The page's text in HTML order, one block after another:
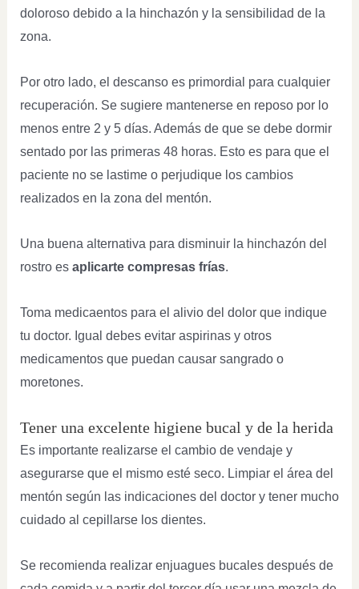
doloroso debido a la hinchazón y la sensibilidad de la
zona.
Por otro lado, el descanso es primordial para cualquier
recuperación. Se sugiere mantenerse en reposo por lo
menos entre 2 y 5 días. Además de que se debe dormir
sentado por las primeras 48 horas. Esto es para que el
paciente no se lastime o perjudique los cambios
realizados en la zona del mentón.
Una buena alternativa para disminuir la hinchazón del
rostro es aplicarte compresas frías.
Toma medicaentos para el alivio del dolor que indique
tu doctor. Igual debes evitar aspirinas y otros
medicamentos que puedan causar sangrado o
moretones.
Tener una excelente higiene bucal y de la herida
Es importante realizarse el cambio de vendaje y
asegurarse que el mismo esté seco. Limpiar el área del
mentón según las indicaciones del doctor y tener mucho
cuidado al cepillarse los dientes.
Se recomienda realizar enjuagues bucales después de